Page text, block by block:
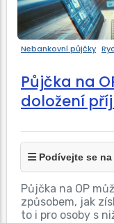
Nebankovní půjčky
Půjčka na
doložení
Podívejte se
Půjčka na OP
způsobem, jak
to i pro osoby s